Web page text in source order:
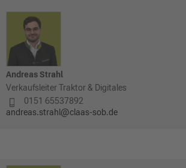
Andreas Strahl
Verkaufsleiter Traktor & Digitales
0151 65537892
andreas.strahl@claas-sob.de